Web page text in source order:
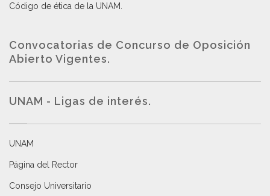
Código de ética de la UNAM
Convocatorias de Concurso de Oposición
Abierto Vigentes.
UNAM - Ligas de interés.
UNAM
Página del Rector
Consejo Universitario